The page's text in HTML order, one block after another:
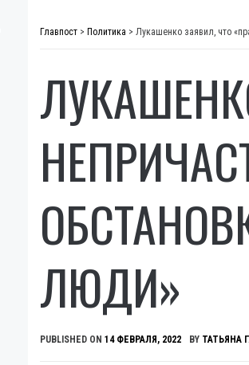
Главпост > Политика > Лукашенко заявил, что
ЛЮДИ»
PUBLISHED ON 14 ФЕВРАЛЯ, 2022 BY ТАТЬЯНА